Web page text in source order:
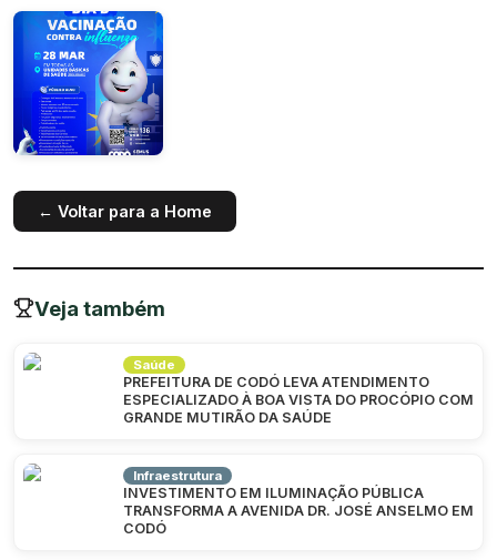
← Voltar para a Home
Veja também
Saúde
PREFEITURA DE CODÓ LEVA ATENDIMENTO
ESPECIALIZADO À BOA VISTA DO PROCÓPIO COM
GRANDE MUTIRÃO DA SAÚDE
Infraestrutura
INVESTIMENTO EM ILUMINAÇÃO PÚBLICA
TRANSFORMA A AVENIDA DR. JOSÉ ANSELMO EM
CODÓ